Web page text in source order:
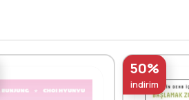
50%
indirim